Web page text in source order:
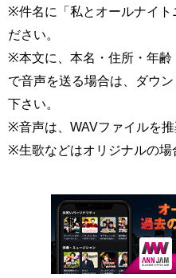
※件名に「私とオールナイト
ださい。
※本文に、本名・住所・年
で音声を送る場合は、ダウ
下さい。
※音声は、WAVファイルを推
※生歌などはオリジナルの場